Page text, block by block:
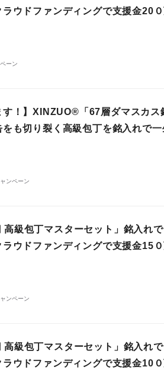
ウドファンディングで支援金20
ーン
す！】XINZUO®︎「67層ダマスカス
も切り裂く高級包丁を銘入れで
ンペーン
級包丁マスターセット」銘入れ
ウドファンディングで支援金15
ンペーン
級包丁マスターセット」銘入れ
ウドファンディングで支援金10